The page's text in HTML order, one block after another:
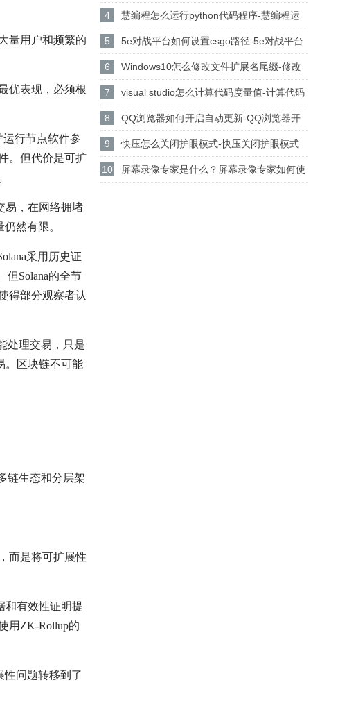
量用户和频繁的
优表现，必须根
运行节点软件参
。但代价是可扩
易，在网络拥堵
然有限。
采用历史证
但Solana的全节
得部分观察者认
处理交易，只是
。区块链不可能
链生态和分层架
而是将可扩展性
和有效性证明提
用ZK-Rollup的
问题转移到了
法介绍
4 慧编程怎么运行python代码程序-慧编程运
行python代码程序的方法
5 5e对战平台如何设置csgo路径-5e对战平台
设置csgo路径的方法
6 Windows10怎么修改文件扩展名尾缀-修改
文件扩展名尾缀方法
7 visual studio怎么计算代码度量值-计算代码
度量值方法
8 QQ浏览器如何开启自动更新-QQ浏览器开
启自动更新的方法
9 快压怎么关闭护眼模式-快压关闭护眼模式
的方法介绍
10 屏幕录像专家是什么？屏幕录像专家如何使